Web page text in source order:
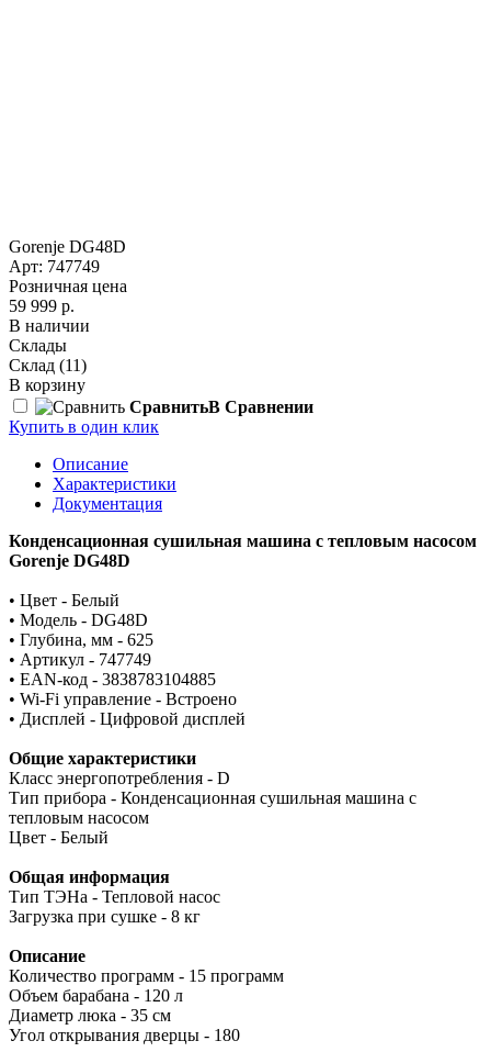
Gorenje DG48D
Арт: 747749
Розничная цена
59 999 р.
В наличии
Склады
Склад (11)
В корзину
СравнитьВ Сравнении
Купить в один клик
Описание
Характеристики
Документация
Конденсационная сушильная машина с тепловым насосом
Gorenje DG48D
• Цвет - Белый
• Модель - DG48D
• Глубина, мм - 625
• Артикул - 747749
• ЕАN-код - 3838783104885
• Wi-Fi управление - Встроено
• Дисплей - Цифровой дисплей
Общие характеристики
Класс энергопотребления - D
Тип прибора - Конденсационная сушильная машина с
тепловым насосом
Цвет - Белый
Общая информация
Тип ТЭНа - Тепловой насос
Загрузка при сушке - 8 кг
Описание
Количество программ - 15 программ
Объем барабана - 120 л
Диаметр люка - 35 см
Угол открывания дверцы - 180